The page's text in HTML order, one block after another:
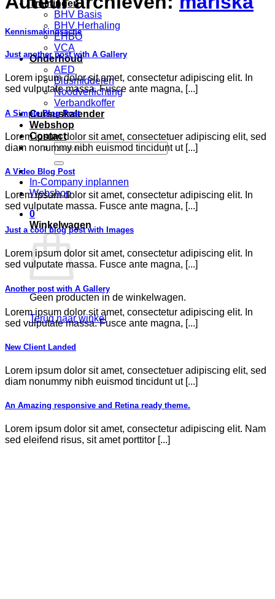
Trainingen
BHV Basis
BHV Herhaling
EHBO
VCA
Onderhoud
AED
Blusmiddelen
Noodverlichting
Verbandkoffer
Cursuskalender
Webshop
Contact
Zoeken
naar:
In-Company inplannen
Webshop
0
Winkelwagen
Geen producten in de winkelwagen.
Terug naar winkel
Kennismakingsactie
Just another post with A Gallery
Lorem ipsum dolor sit amet, consectetur adipiscing elit. In
sed vulputate massa. Fusce ante magna, [...]
A Simple Blog Post
Lorem ipsum dolor sit amet, consectetuer adipiscing elit, sed
diam nonummy nibh euismod tincidunt ut [...]
A Video Blog Post
Lorem ipsum dolor sit amet, consectetur adipiscing elit. In
sed vulputate massa. Fusce ante magna, [...]
Just a cool blog post with Images
Lorem ipsum dolor sit amet, consectetur adipiscing elit. In
sed vulputate massa. Fusce ante magna, [...]
Another post with A Gallery
Lorem ipsum dolor sit amet, consectetur adipiscing elit. In
sed vulputate massa. Fusce ante magna, [...]
New Client Landed
Lorem ipsum dolor sit amet, consectetuer adipiscing elit, sed
diam nonummy nibh euismod tincidunt ut [...]
An Amazing responsive and Retina ready theme.
Lorem ipsum dolor sit amet, consectetur adipiscing elit. Nam
sed eleifend risus, sit amet porttitor [...]